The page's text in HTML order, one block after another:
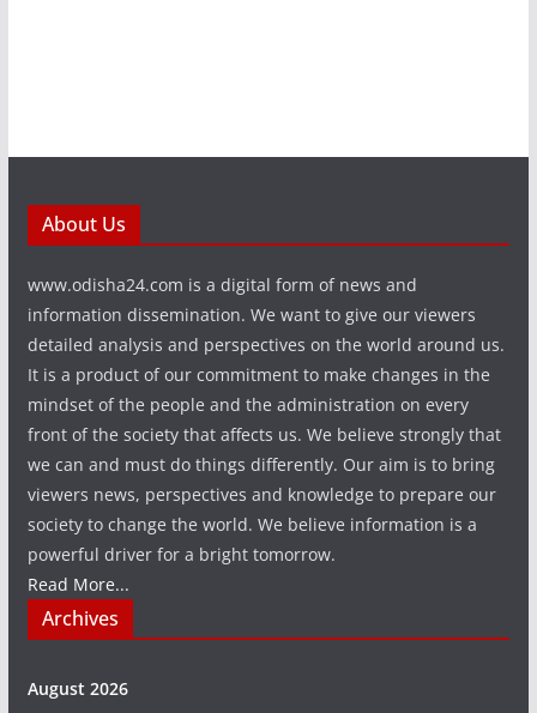
About Us
www.odisha24.com is a digital form of news and
information dissemination. We want to give our viewers
detailed analysis and perspectives on the world around us.
It is a product of our commitment to make changes in the
mindset of the people and the administration on every
front of the society that affects us. We believe strongly that
we can and must do things differently. Our aim is to bring
viewers news, perspectives and knowledge to prepare our
society to change the world. We believe information is a
powerful driver for a bright tomorrow.
Read More...
Archives
August 2026